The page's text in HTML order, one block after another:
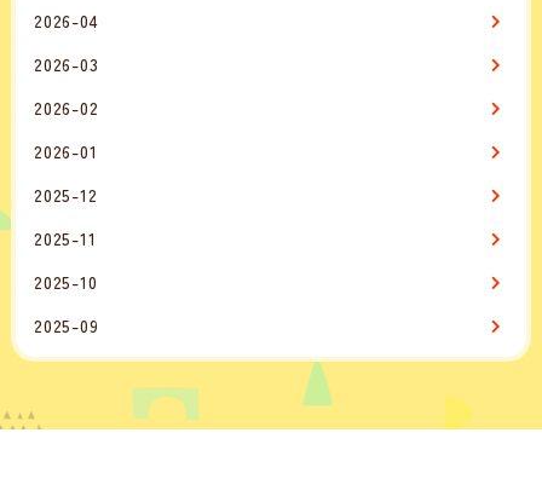
2026-04
2026-03
2026-02
2026-01
2025-12
2025-11
2025-10
2025-09